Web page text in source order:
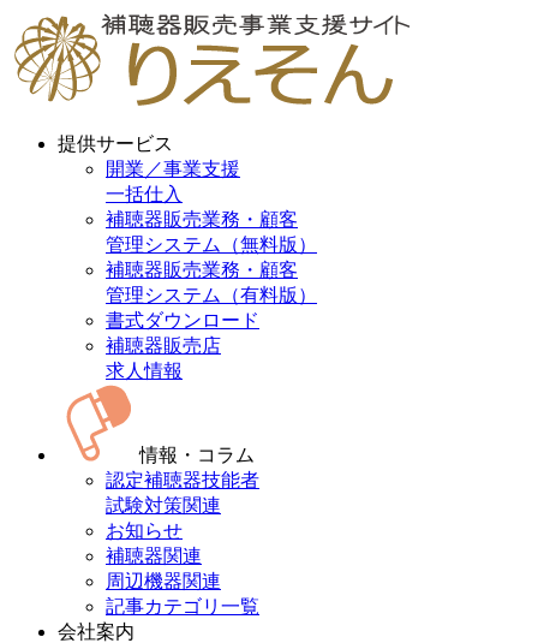
提供サービス
開業／事業支援
一括仕入
補聴器販売業務・顧客
管理システム（無料版）
補聴器販売業務・顧客
管理システム（有料版）
書式ダウンロード
補聴器販売店
求人情報
情報・コラム
認定補聴器技能者
試験対策関連
お知らせ
補聴器関連
周辺機器関連
記事カテゴリ一覧
会社案内